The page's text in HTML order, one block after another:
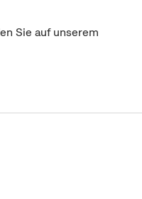
Sie auf unserem